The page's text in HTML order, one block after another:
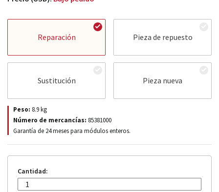
Reparación Pieza de repuesto
Sustitución Pieza nueva
Peso: 8.9kg
Número de mercancías: 85381000
Garantía de 24 meses para módulos enteros.
Cantidad: